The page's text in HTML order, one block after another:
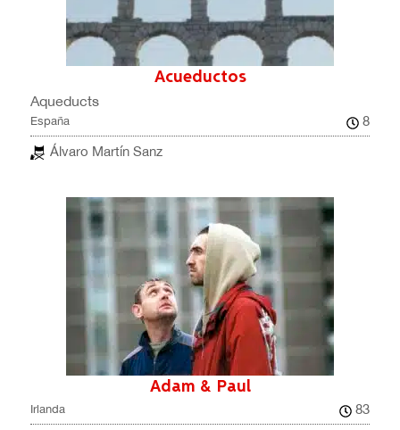
Acueductos
Aqueducts
España
8
Álvaro Martín Sanz
Adam & Paul
Irlanda
83